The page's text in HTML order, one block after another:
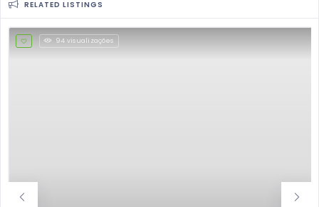
RELATED LISTINGS
94 visualizações